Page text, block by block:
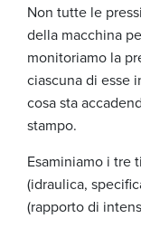
Non tutte le
della macchina
monitoriamo la
ciascuna di esse
cosa sta
stampo.
Esaminiamo i tre
(idraulica,
(rapporto di